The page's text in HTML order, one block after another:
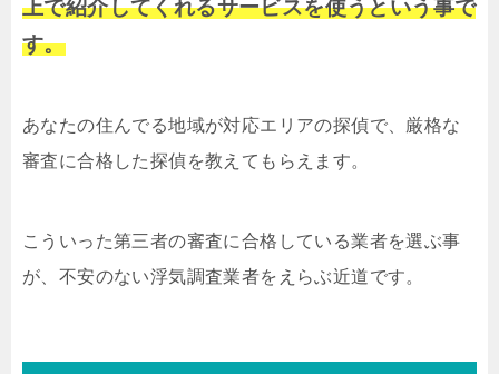
上で紹介してくれるサービスを使うという事で
す。
あなたの住んでる地域が対応エリアの探偵で、厳格な
審査に合格した探偵を教えてもらえます。
こういった第三者の審査に合格している業者を選ぶ事
が、不安のない浮気調査業者をえらぶ近道です。